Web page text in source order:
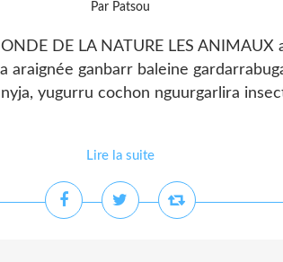
Par Patsou
DE LA NATURE LES ANIMAUX
araignée ganbarr baleine
yugurru cochon nguurgarlira
Lire la suite